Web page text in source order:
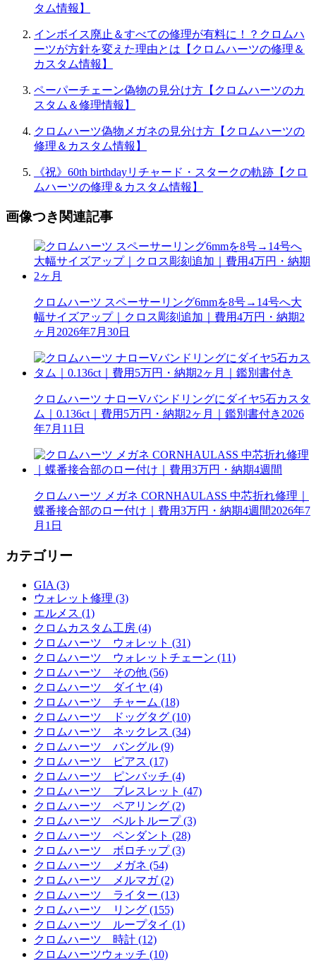
タム情報】
インボイス廃止＆すべての修理が有料に！？クロムハ
ーツが方針を変えた理由とは【クロムハーツの修理＆
カスタム情報】
ペーパーチェーン偽物の見分け方【クロムハーツのカ
スタム＆修理情報】
クロムハーツ偽物メガネの見分け方【クロムハーツの
修理＆カスタム情報】
《祝》60th birthdayリチャード・スタークの軌跡【クロ
ムハーツの修理＆カスタム情報】
画像つき関連記事
クロムハーツ スペーサーリング6mmを8号→14号へ大
幅サイズアップ｜クロス彫刻追加｜費用4万円・納期2
ヶ月 2026年7月30日
クロムハーツ ナローVバンドリングにダイヤ5石カスタ
ム｜0.136ct｜費用5万円・納期2ヶ月｜鑑別書付き 2026
年7月11日
クロムハーツ メガネ CORNHAULASS 中芯折れ修理｜
蝶番接合部のロー付け｜費用3万円・納期4週間2026年7
月1日
カテゴリー
GIA (3)
ウォレット修理 (3)
エルメス (1)
クロムカスタム工房 (4)
クロムハーツ ウォレット (31)
クロムハーツ ウォレットチェーン (11)
クロムハーツ その他 (56)
クロムハーツ ダイヤ (4)
クロムハーツ チャーム (18)
クロムハーツ ドッグタグ (10)
クロムハーツ ネックレス (34)
クロムハーツ バングル (9)
クロムハーツ ピアス (17)
クロムハーツ ピンバッチ (4)
クロムハーツ ブレスレット (47)
クロムハーツ ペアリング (2)
クロムハーツ ベルトループ (3)
クロムハーツ ペンダント (28)
クロムハーツ ボロチップ (3)
クロムハーツ メガネ (54)
クロムハーツ メルマガ (2)
クロムハーツ ライター (13)
クロムハーツ リング (155)
クロムハーツ ループタイ (1)
クロムハーツ 時計 (12)
クロムハーツウォッチ (10)